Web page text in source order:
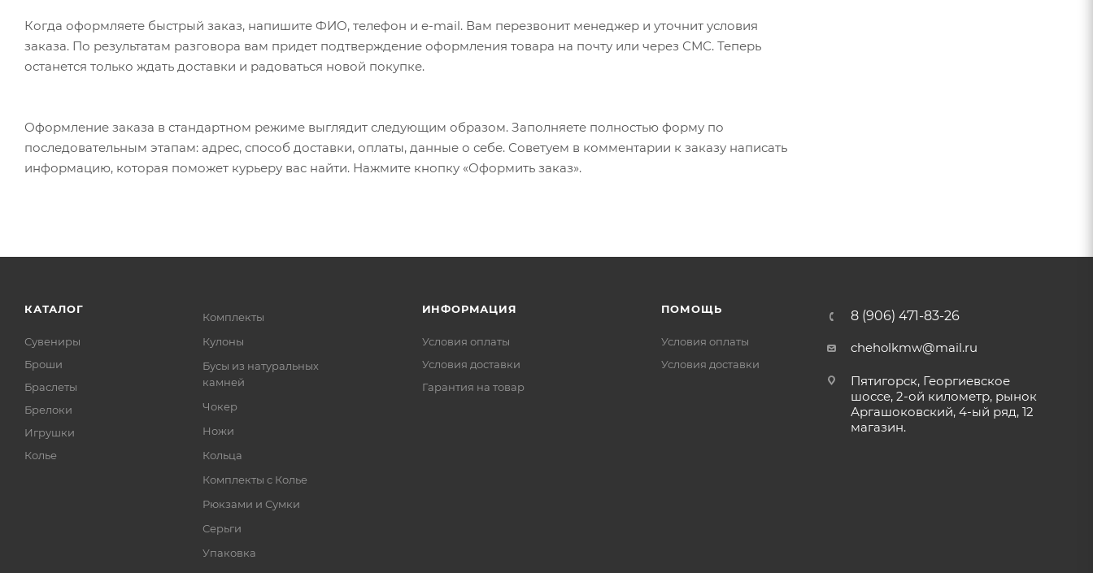
Когда оформляете быстрый заказ, напишите ФИО, телефон и e-mail. Вам перезвонит менеджер и уточнит условия
заказа. По результатам разговора вам придет подтверждение оформления товара на почту или через СМС. Теперь
останется только ждать доставки и радоваться новой покупке.
Оформление заказа в стандартном режиме выглядит следующим образом. Заполняете полностью форму по
последовательным этапам: адрес, способ доставки, оплаты, данные о себе. Советуем в комментарии к заказу написать
информацию, которая поможет курьеру вас найти. Нажмите кнопку «Оформить заказ».
КАТАЛОГ
Сувениры
Броши
Браслеты
Брелоки
Игрушки
Колье
Комплекты
Кулоны
Бусы из натуральных
камней
Чокер
Ножи
Кольца
Комплекты с Колье
Рюкзами и Сумки
Серьги
Упаковка
ИНФОРМАЦИЯ
Условия оплаты
Условия доставки
Гарантия на товар
ПОМОЩЬ
Условия оплаты
Условия доставки
8 (906) 471-83-26
cheholkmw@mail.ru
Пятигорск, Георгиевское
шоссе, 2-ой километр, рынок
Аргашоковский, 4-ый ряд, 12
магазин.